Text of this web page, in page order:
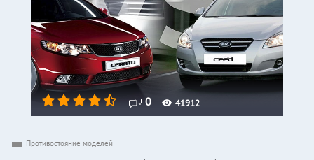
0 41912
Противостояние моделей